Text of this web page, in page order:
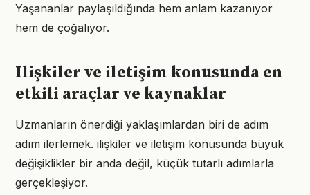
Yaşananlar paylaşıldığında hem anlam kazanıyor
hem de çoğalıyor.
Ilişkiler ve iletişim konusunda en
etkili araçlar ve kaynaklar
Uzmanların önerdiği yaklaşımlardan biri de adım
adım ilerlemek. ilişkiler ve iletişim konusunda büyük
değişiklikler bir anda değil, küçük tutarlı adımlarla
gerçekleşiyor.